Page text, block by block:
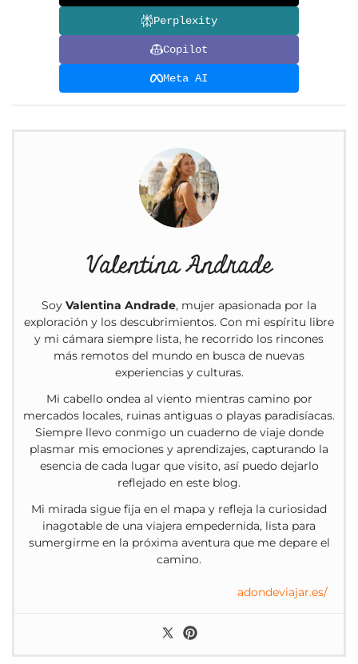
Perplexity
Copilot
Meta AI
Valentina Andrade
Soy Valentina Andrade, mujer apasionada por la
exploración y los descubrimientos. Con mi espíritu libre
y mi cámara siempre lista, he recorrido los rincones
más remotos del mundo en busca de nuevas
experiencias y culturas.
Mi cabello ondea al viento mientras camino por
mercados locales, ruinas antiguas o playas paradisíacas.
Siempre llevo conmigo un cuaderno de viaje donde
plasmar mis emociones y aprendizajes, capturando la
esencia de cada lugar que visito, así puedo dejarlo
reflejado en este blog.
Mi mirada sigue fija en el mapa y refleja la curiosidad
inagotable de una viajera empedernida, lista para
sumergirme en la próxima aventura que me depare el
camino.
adondeviajar.es/